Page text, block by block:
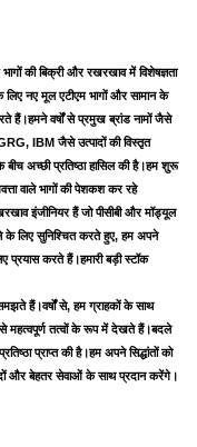
भागों की बिक्री और रखरखाव में विशेषज्ञता
नए मूल एटीएम भागों और सामान के
हैं।हमने वर्षों से प्रमुख ब्रांड नामों जैसे
IBM जैसे उत्पादों की विस्तृत
अच्छी प्रतिष्ठा हासिल की है।हम शुरू
वाले भागों की पेशकश कर रहे
इंजीनियर हैं जो पीसीबी और मॉड्यूल
के लिए सुनिश्चित करते हुए, हम अपने
करते हैं।हमारी बड़ी स्टॉक
हैं।वर्षों से, हम ग्राहकों के साथ
महत्वपूर्ण तत्वों के रूप में देखते हैं।बदले
प्राप्त की है।हम अपने सिद्धांतों को
और बेहतर सेवाओं के साथ प्रदान करेंगे।